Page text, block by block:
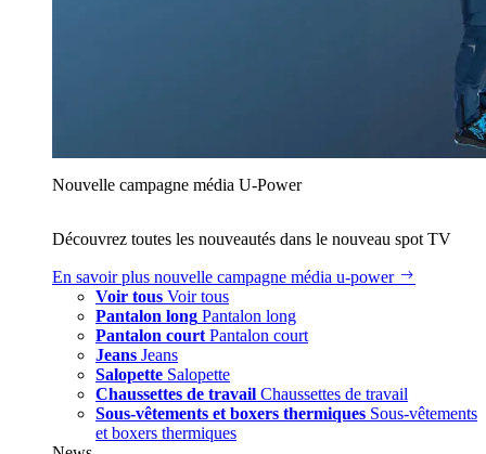
Nouvelle campagne média U‑Power
Découvrez toutes les nouveautés dans le nouveau spot TV
En savoir plus nouvelle campagne média u‑power
Voir tous Voir tous
Pantalon long Pantalon long
Pantalon court Pantalon court
Jeans Jeans
Salopette Salopette
Chaussettes de travail Chaussettes de travail
Sous-vêtements et boxers thermiques Sous-vêtements
et boxers thermiques